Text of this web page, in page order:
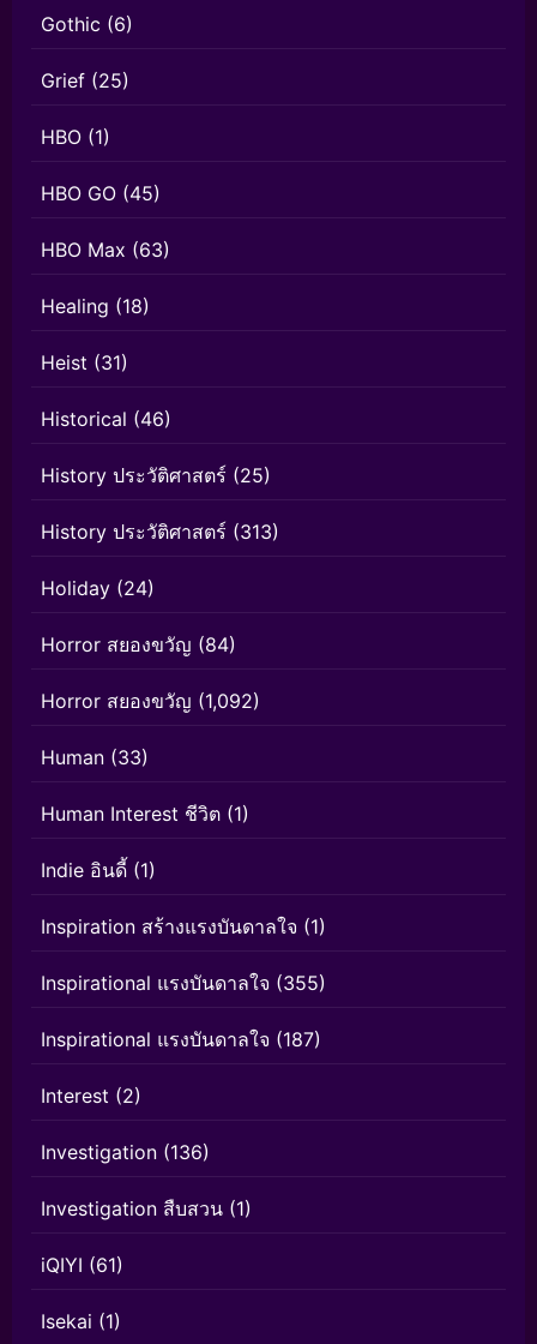
Gothic (6)
Grief (25)
HBO (1)
HBO GO (45)
HBO Max (63)
Healing (18)
Heist (31)
Historical (46)
History ประวัติศาสตร์ (25)
History ประวัติศาสตร์ (313)
Holiday (24)
Horror สยองขวัญ (84)
Horror สยองขวัญ (1,092)
Human (33)
Human Interest ชีวิต (1)
Indie อินดี้ (1)
Inspiration สร้างแรงบันดาลใจ (1)
Inspirational แรงบันดาลใจ (355)
Inspirational แรงบันดาลใจ (187)
Interest (2)
Investigation (136)
Investigation สืบสวน (1)
iQIYI (61)
Isekai (1)